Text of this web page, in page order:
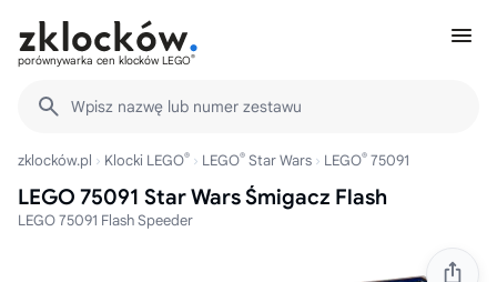
porównywarka cen klocków LEGO®
Wpisz nazwę lub numer zestawu
zklocków.pl Klocki LEGO® LEGO® Star Wars LEGO® 75091
LEGO 75091 Star Wars Śmigacz Flash
LEGO 75091 Flash Speeder